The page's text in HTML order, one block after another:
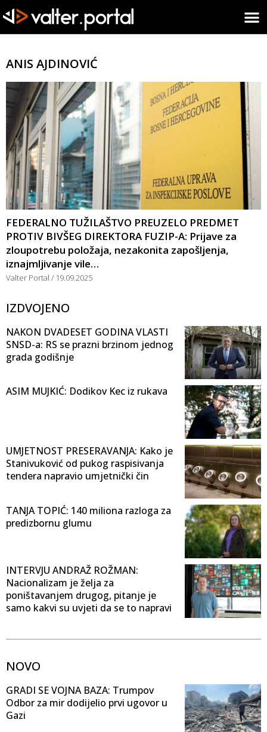
ANIS AJDINOVIĆ
FEDERALNO TUŽILAŠTVO PREUZELO PREDMET
PROTIV BIVŠEG DIREKTORA FUZIP-A: Prijave za
zloupotrebu položaja, nezakonita zapošljenja,
iznajmljivanje vile…
Valter Portal 19.09.2025
IZDVOJENO
NAKON DVADESET GODINA VLASTI
SNSD-a: RS se prazni brzinom jednog
grada godišnje
ASIM MUJKIĆ: Dodikov Kec iz rukava
UMJETNOST PRESERAVANJA: Kako je
Stanivuković od pukog raspisivanja
tendera napravio umjetnički čin
TANJA TOPIĆ: 140 miliona razloga za
predizbornu glumu
INTERVJU ANDRAŽ ROŽMAN:
Nacionalizam je želja za
poništavanjem drugog, pitanje je
samo kakvi su uvjeti da se to napravi
NOVO
GRADI SE VOJNA BAZA: Trumpov
Odbor za mir dodijelio prvi ugovor u
Gazi